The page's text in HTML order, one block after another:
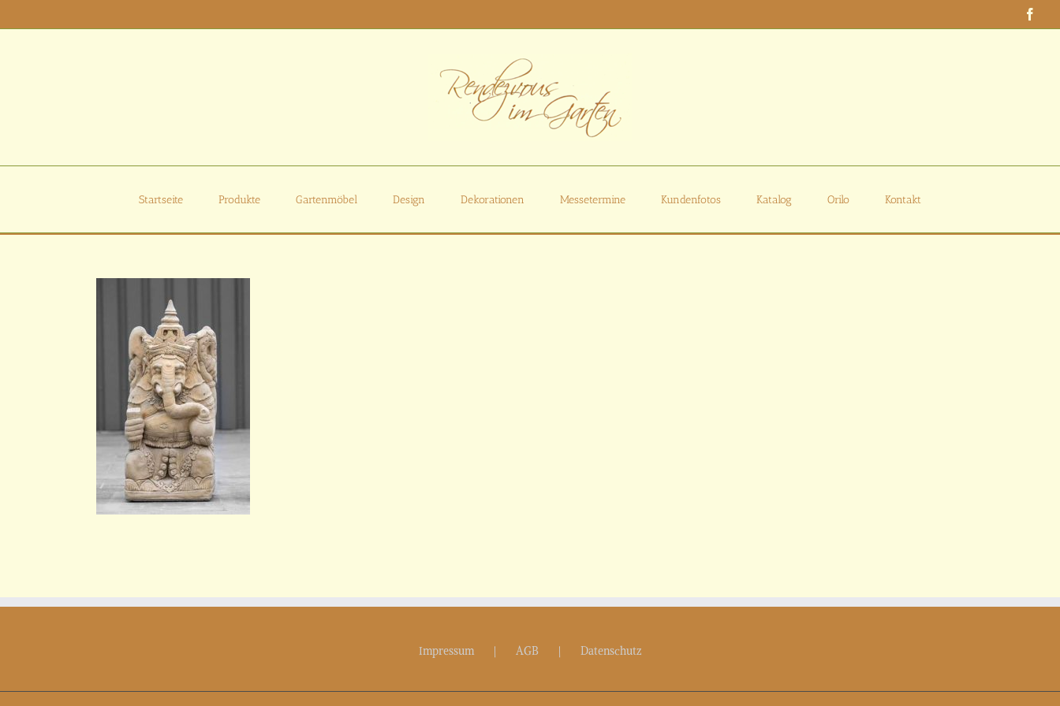
Inhalt
Startseite Produkte Gartenmöbel Design Dekorationen Messetermine Kundenfotos Katalog Orilo Kontakt
Impressum AGB Datenschutz